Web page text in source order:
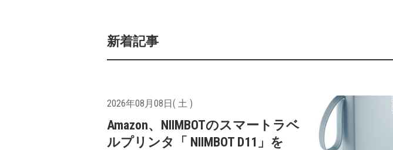
新着記事
2026年08月08日( 土 )
Amazon、NIIMBOTのスマートラベ
ルプリンタ「 NIIMBOT D11」を